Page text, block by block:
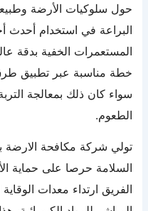
حول سلوكيات الأرضة
البراعة في استخدام أحدث
المستعمرات الخفية بدقة
خطة مناسبة عبر تطبيق
سواء كان ذلك بمعالجة
الطعوم.
تولي شركة مكافحة الارضة
السلامة حرصا على حماية
الفريق ارتداء معدات